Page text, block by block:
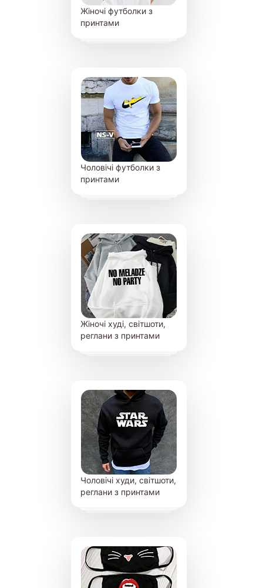
Жіночі футболки з
принтами
Чоловічі футболки з
принтами
Жіночі худі, світшоти,
реглани з принтами
Чоловічі худи, світшоти,
реглани з принтами